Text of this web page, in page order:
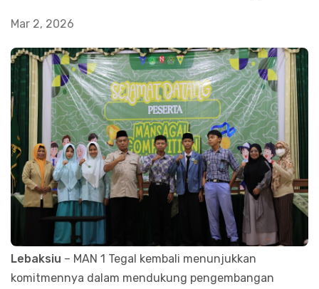
Mar 2, 2026
Lebaksiu – MAN 1 Tegal kembali menunjukkan
komitmennya dalam mendukung pengembangan